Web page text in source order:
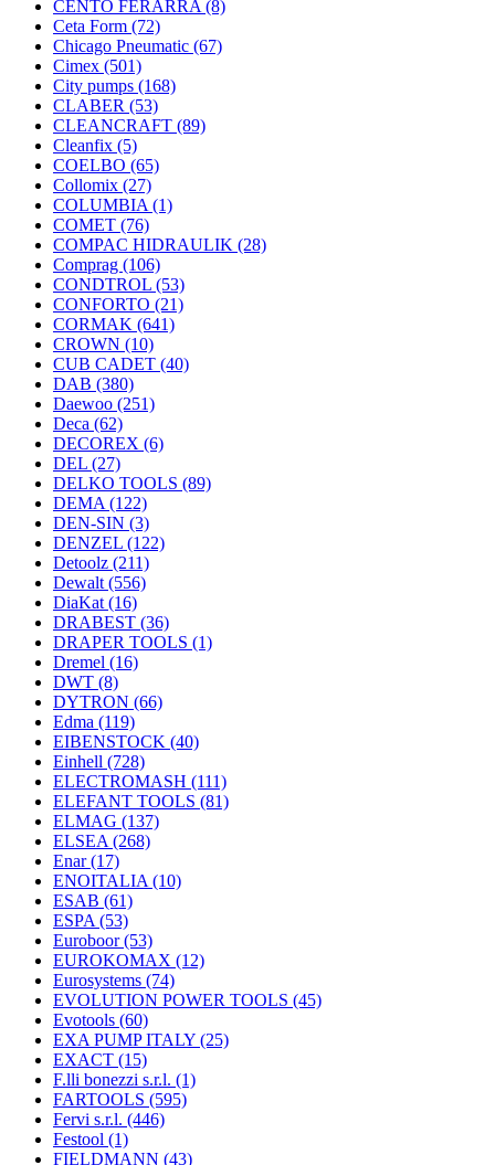
CENTO FERARRA (8)
Ceta Form (72)
Chicago Pneumatic (67)
Cimex (501)
City pumps (168)
CLABER (53)
CLEANCRAFT (89)
Cleanfix (5)
COELBO (65)
Collomix (27)
COLUMBIA (1)
COMET (76)
COMPAC HIDRAULIK (28)
Comprag (106)
CONDTROL (53)
CONFORTO (21)
CORMAK (641)
CROWN (10)
CUB CADET (40)
DAB (380)
Daewoo (251)
Deca (62)
DECOREX (6)
DEL (27)
DELKO TOOLS (89)
DEMA (122)
DEN-SIN (3)
DENZEL (122)
Detoolz (211)
Dewalt (556)
DiaKat (16)
DRABEST (36)
DRAPER TOOLS (1)
Dremel (16)
DWT (8)
DYTRON (66)
Edma (119)
EIBENSTOCK (40)
Einhell (728)
ELECTROMASH (111)
ELEFANT TOOLS (81)
ELMAG (137)
ELSEA (268)
Enar(17)
ENOITALIA (10)
ESAB (61)
ESPA (53)
Euroboor(53)
EUROKOMAX (12)
Eurosystems (74)
EVOLUTION POWER TOOLS (45)
Evotools (60)
EXA PUMP ITALY (25)
EXACT (15)
F.lli bonezzi s.r.l. (1)
FARTOOLS (595)
Fervi s.r.l. (446)
Festool (1)
FIELDMANN (43)